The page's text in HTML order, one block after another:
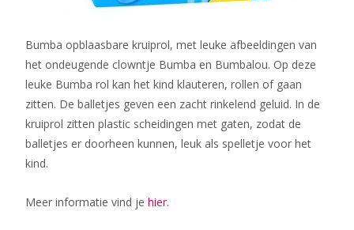
Bumba opblaasbare kruiprol, met leuke afbeeldingen van
het ondeugende clowntje Bumba en Bumbalou. Op deze
leuke Bumba rol kan het kind klauteren, rollen of gaan
zitten. De balletjes geven een zacht rinkelend geluid. In de
kruiprol zitten plastic scheidingen met gaten, zodat de
balletjes er doorheen kunnen, leuk als spelletje voor het
kind.
Meer informatie vind je hier.